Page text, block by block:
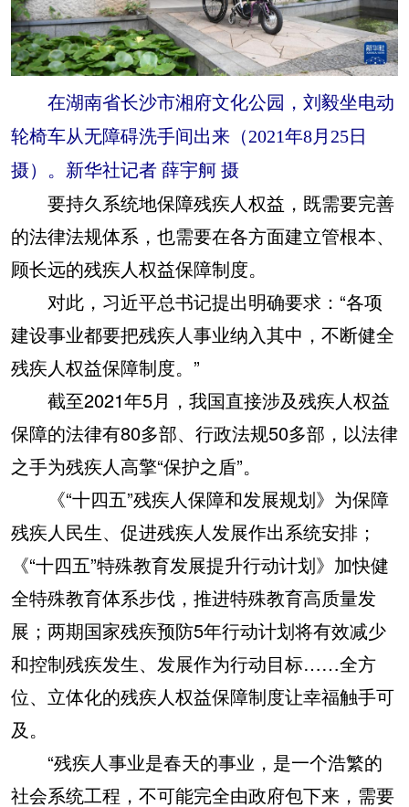
在湖南省长沙市湘府文化公园，刘毅坐电动
轮椅车从无障碍洗手间出来（2021年8月25日
摄）。新华社记者 薛宇舸 摄
要持久系统地保障残疾人权益，既需要完善
的法律法规体系，也需要在各方面建立管根本、
顾长远的残疾人权益保障制度。
对此，习近平总书记提出明确要求：“各项
建设事业都要把残疾人事业纳入其中，不断健全
残疾人权益保障制度。”
截至2021年5月，我国直接涉及残疾人权益
保障的法律有80多部、行政法规50多部，以法律
之手为残疾人高擎“保护之盾”。
《“十四五”残疾人保障和发展规划》为保障
残疾人民生、促进残疾人发展作出系统安排；
《“十四五”特殊教育发展提升行动计划》加快健
全特殊教育体系步伐，推进特殊教育高质量发
展；两期国家残疾预防5年行动计划将有效减少
和控制残疾发生、发展作为行动目标……全方
位、立体化的残疾人权益保障制度让幸福触手可
及。
“残疾人事业是春天的事业，是一个浩繁的
社会系统工程，不可能完全由政府包下来，需要